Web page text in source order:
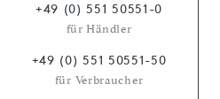
+49 (0) 551 50551-0
für Händler
+49 (0) 551 50551-50
für Verbraucher